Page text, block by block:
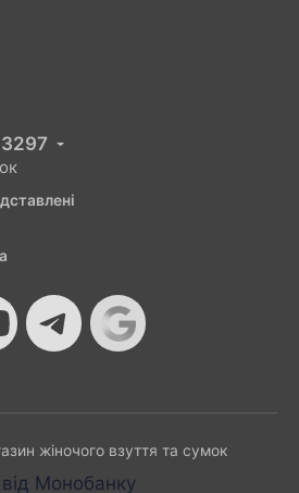
жіночого взуття та сумок
від Монобанку